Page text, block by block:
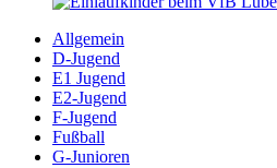
Allgemein
D-Jugend
E1 Jugend
E2-Jugend
F-Jugend
Fußball
G-Junioren